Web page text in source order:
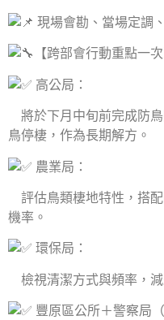
現場會勘、當場定調
【跨部會行動重點一次
高公局：
將於下月中旬前完成防
鳥停棲，作為長期解方。
農業局：
評估鳥類棲地特性，搭
機率。
環保局：
檢視清潔方式與頻率，
豐原區公所＋警察局